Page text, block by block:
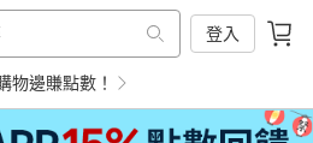
登入
物邊賺點數！